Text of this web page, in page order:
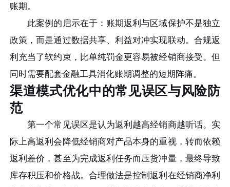
账期。
此案例的启示在于：账期返利与区域保护不是独立
政策，而是通过数据共享、利益对冲实现联动。合规返
利充当了软约束，比单纯罚金更容易被经销商接受。但
同时需要配套金融工具消化账期调整的短期阵痛。
渠道模式优化中的常见误区与风险防
范
第一个常见误区是认为返利越高经销商越听话。实
际上高返利会降低经销商对产品本身的重视，转而依赖
返利差价，甚至为完成返利任务而压货冲量，最终导致
库存积压和价格战。合理做法是控制返利在经销商净利